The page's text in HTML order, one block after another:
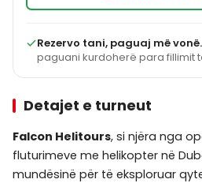
Detajet e turneut
Falcon Helitours, si njëra nga
fluturimeve me helikopter në
mundësinë për të eksploruar
Rezervo tani, paguaj më vonë.
paguani kurdoherë para fillimit